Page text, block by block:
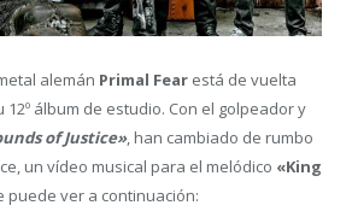
alemán Primal Fear está de vuelta
12º álbum de estudio. Con el golpeador y
of Justice», han cambiado de rumbo
un vídeo musical para el melódico «King
puede ver a continuación: